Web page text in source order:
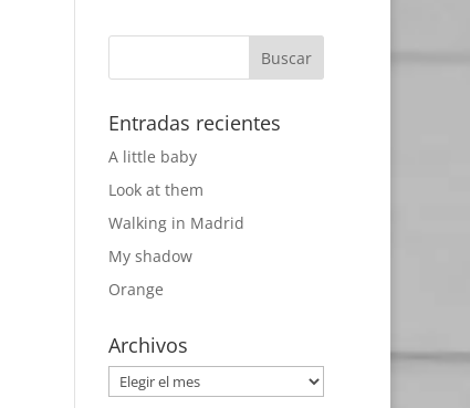
Entradas recientes
A little baby
Look at them
Walking in Madrid
My shadow
Orange
Archivos
Archivos